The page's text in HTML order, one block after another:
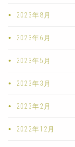
2023年8月
2023年6月
2023年5月
2023年3月
2023年2月
2022年12月